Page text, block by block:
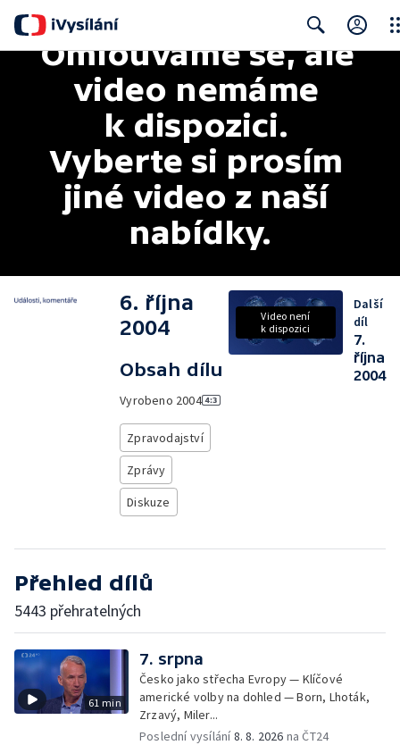
Search
Omlouváme se, ale
video nemáme
k dispozici.
Vyberte si prosím
jiné video z naší
nabídky.
6. října
2004
Obsah dílu
Vyrobeno 2004
Zpravodajství
Zprávy
Diskuze
Video není
k dispozici
Další
díl
7.
října
2004
Přehled dílů
5443 přehratelných
61 min
7. srpna
Česko jako střecha Evropy — Klíčové
americké volby na dohled — Born, Lhoták,
Zrzavý, Miler...
Poslední vysílání8. 8. 2026 na ČT24